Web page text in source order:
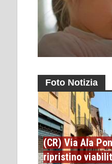
Foto Notizia
(CR) Via Ala
ripristino